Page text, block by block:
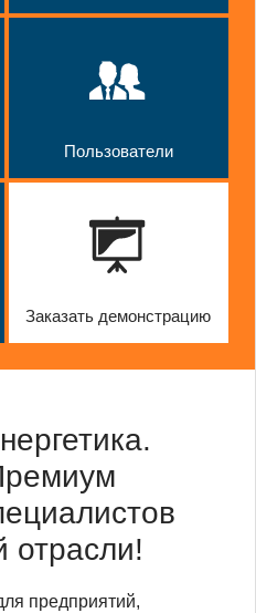
Пользователи
Заказать демонстрацию
отрасли!
предприятий,